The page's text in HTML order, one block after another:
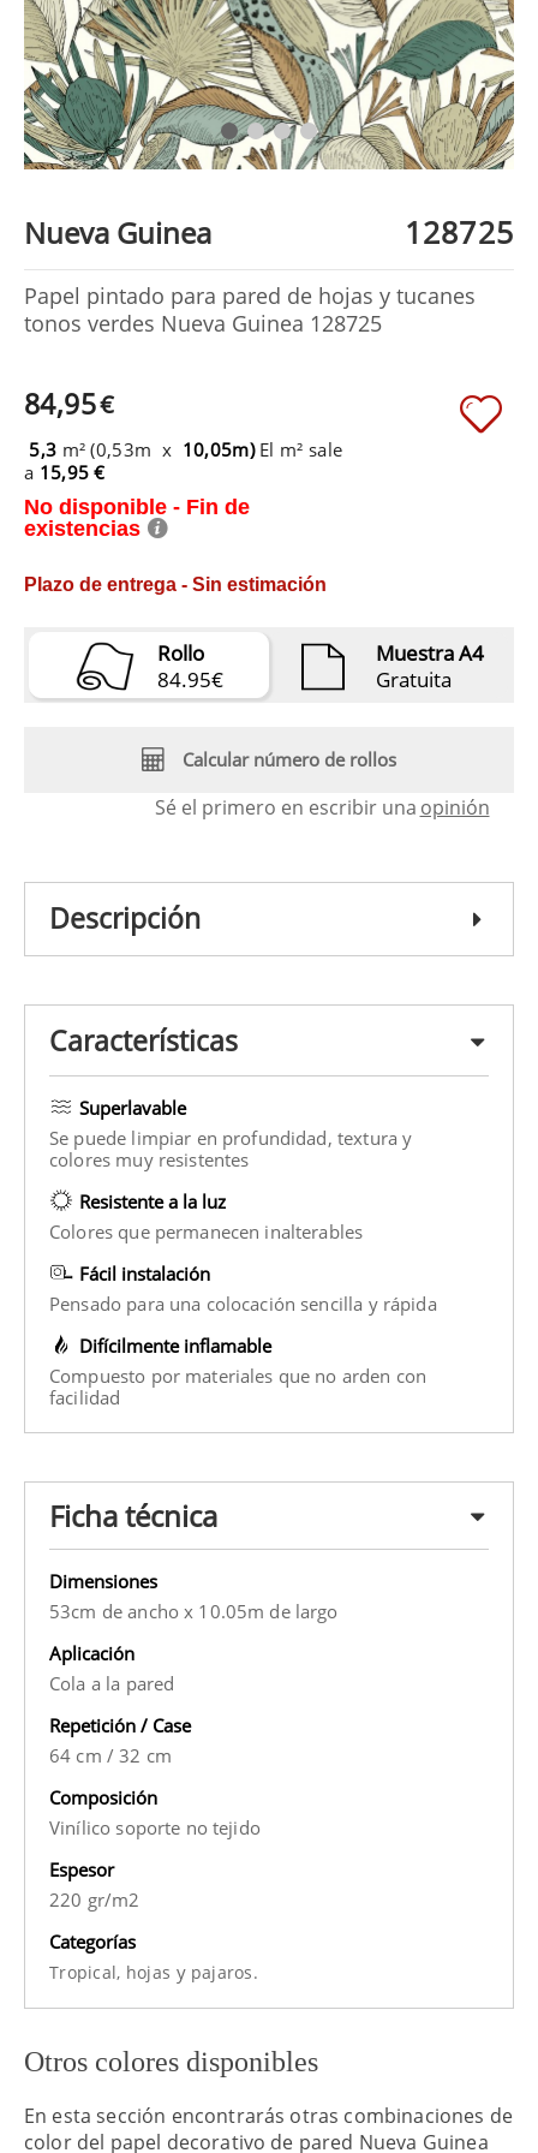
Nueva Guinea 128725
Papel pintado para pared de hojas y tucanes
tonos verdes Nueva Guinea 128725
84,95€
5,3 m² (0,53m x 10,05m) El m² sale
a 15,95 €
No disponible - Fin de
existencias
Plazo de entrega - Sin estimación
Rollo
84.95€
Muestra A4
Gratuita
Calcular número de rollos
Sé el primero en escribir una opinión
Descripción
Características
Superlavable
Se puede limpiar en profundidad, textura y
colores muy resistentes
Resistente a la luz
Colores que permanecen inalterables
Fácil instalación
Pensado para una colocación sencilla y rápida
Difícilmente inflamable
Compuesto por materiales que no arden con
facilidad
Ficha técnica
Dimensiones
53cm de ancho x 10.05m de largo
Aplicación
Cola a la pared
Repetición / Case
64 cm /32 cm
Composición
Vinílico soporte no tejido
Espesor
220 gr/m2
Categorías
Tropical, hojas y pajaros.
Otros colores disponibles
En esta sección encontrarás otras combinaciones de
color del papel decorativo de pared Nueva Guinea